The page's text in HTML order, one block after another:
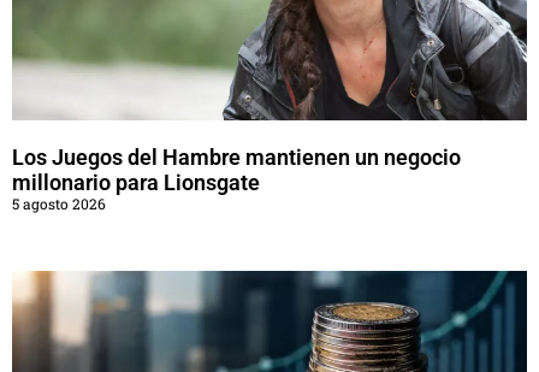
Los Juegos del Hambre mantienen un negocio
millonario para Lionsgate
5 agosto 2026